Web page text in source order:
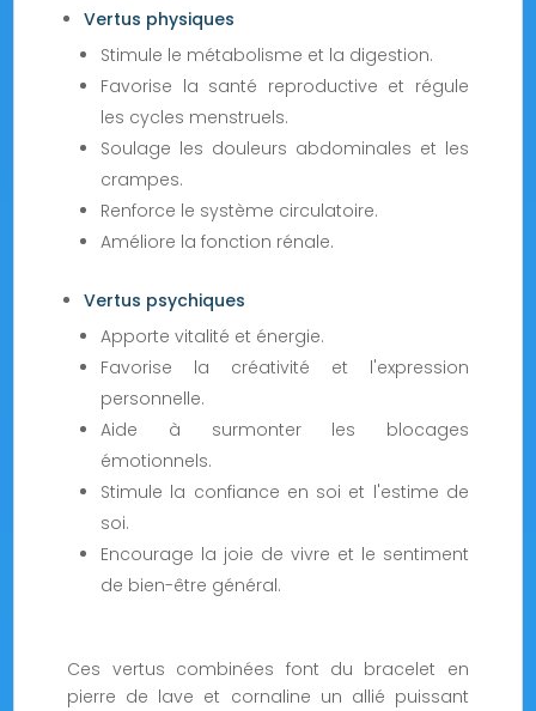
Vertus physiques
Stimule le métabolisme et la digestion.
Favorise la santé reproductive et régule
les cycles menstruels.
Soulage les douleurs abdominales et les
crampes.
Renforce le système circulatoire.
Améliore la fonction rénale.
Vertus psychiques
Apporte vitalité et énergie.
Favorise la créativité et l'expression
personnelle.
Aide à surmonter les blocages
émotionnels.
Stimule la confiance en soi et l'estime de
soi.
Encourage la joie de vivre et le sentiment
de bien-être général.
Ces vertus combinées font du bracelet en
pierre de lave et cornaline un allié puissant